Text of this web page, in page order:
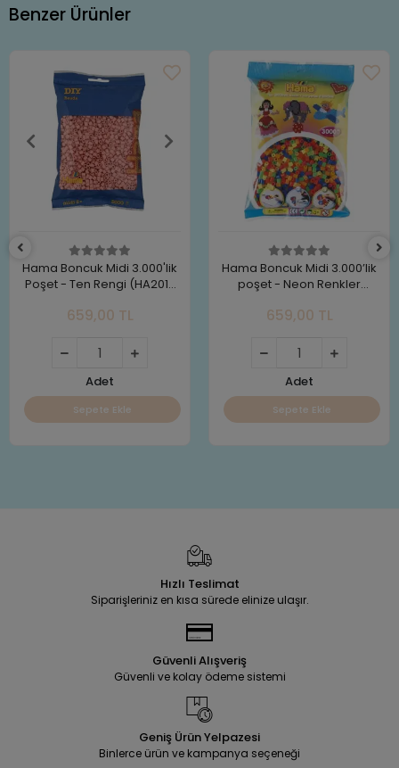
Benzer Ürünler
Hama Boncuk Midi 3.000'lik
Poşet - Ten Rengi (HA201-
659,00 TL
Adet
Sepete Ekle
Hama Boncuk Midi 3.000’lik
poşet - Neon Renkler
659,00 TL
Adet
Sepete Ekle
Hızlı Teslimat
Siparişleriniz en kısa sürede elinize ulaşır.
Güvenli Alışveriş
Güvenli ve kolay ödeme sistemi
Geniş Ürün Yelpazesi
Binlerce ürün ve kampanya seçeneği